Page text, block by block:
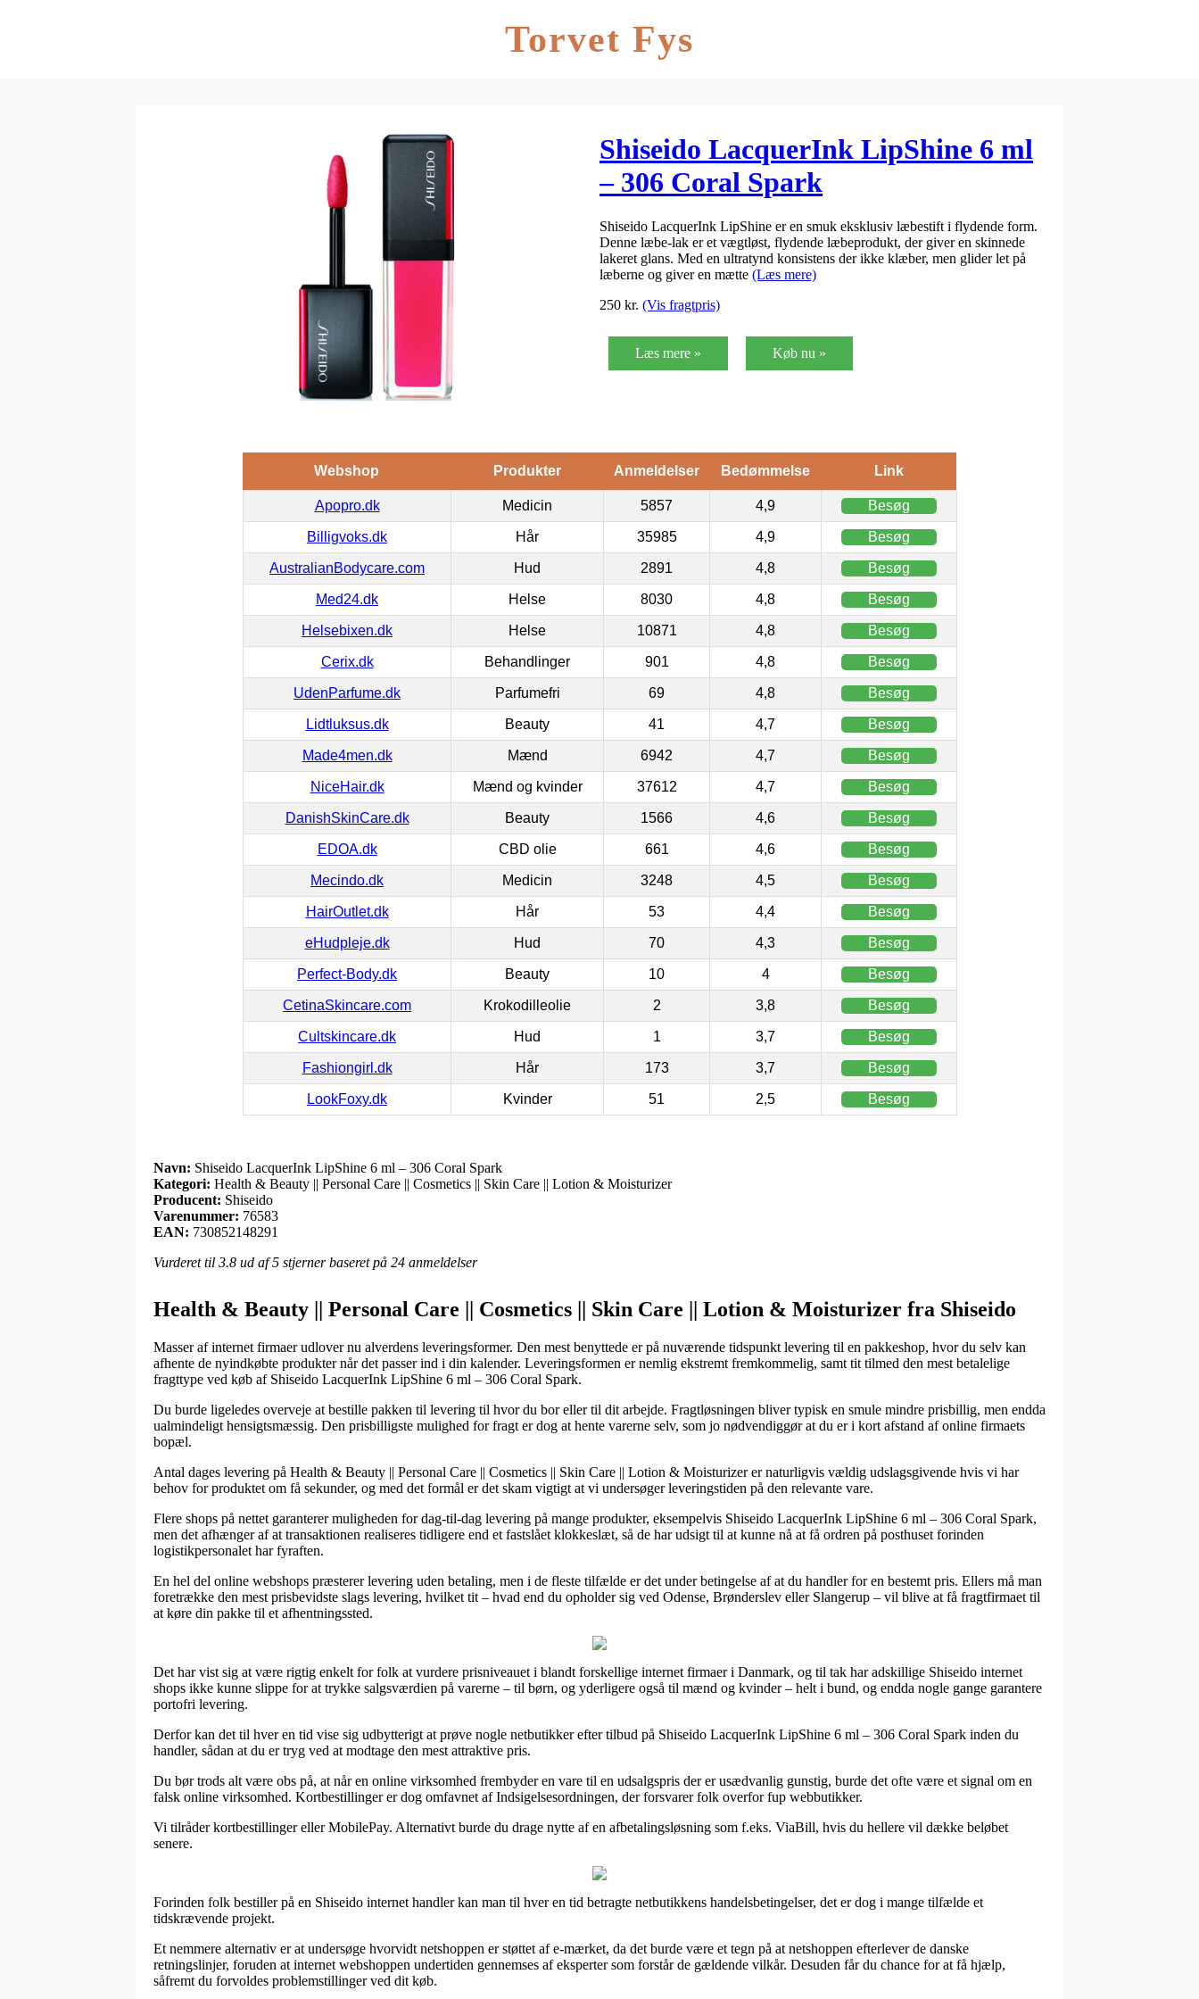
Torvet Fys
Shiseido LacquerInk LipShine 6 ml
– 306 Coral Spark
Shiseido LacquerInk LipShine er en smuk eksklusiv læbestift i flydende form.
Denne læbe-lak er et vægtløst, flydende læbeprodukt, der giver en skinnede
lakeret glans. Med en ultratynd konsistens der ikke klæber, men glider let på
læberne og giver en mætte (Læs mere)
250 kr. (Vis fragtpris)
Læs mere » Køb nu »
Webshop Produkter Anmeldelser Bedømmelse Link
Apopro.dk Medicin 5857 4,9 Besøg
Billigvoks.dk Hår 35985 4,9 Besøg
AustralianBodycare.com Hud 2891 4,8 Besøg
Med24.dk Helse 8030 4,8 Besøg
Helsebixen.dk Helse 10871 4,8 Besøg
Cerix.dk Behandlinger 901 4,8 Besøg
UdenParfume.dk Parfumefri 69 4,8 Besøg
Lidtluksus.dk Beauty 41 4,7 Besøg
Made4men.dk Mænd 6942 4,7 Besøg
NiceHair.dk Mænd og kvinder 37612 4,7 Besøg
DanishSkinCare.dk Beauty 1566 4,6 Besøg
EDOA.dk CBD olie 661 4,6 Besøg
Mecindo.dk Medicin 3248 4,5 Besøg
HairOutlet.dk Hår 53 4,4 Besøg
eHudpleje.dk Hud 70 4,3 Besøg
Perfect-Body.dk Beauty 10 4 Besøg
CetinaSkincare.com Krokodilleolie 2 3,8 Besøg
Cultskincare.dk Hud 1 3,7 Besøg
Fashiongirl.dk Hår 173 3,7 Besøg
LookFoxy.dk Kvinder 51 2,5 Besøg
Navn: Shiseido LacquerInk LipShine 6 ml – 306 Coral Spark
Kategori: Health & Beauty || Personal Care || Cosmetics || Skin Care || Lotion & Moisturizer
Producent: Shiseido
Varenummer: 76583
EAN: 730852148291
Vurderet til 3.8 ud af 5 stjerner baseret på 24 anmeldelser
Health & Beauty || Personal Care || Cosmetics || Skin Care || Lotion & Moisturizer fra Shiseido
Masser af internet firmaer udlover nu alverdens leveringsformer. Den mest benyttede er på nuværende tidspunkt levering til en pakkeshop, hvor du selv kan
afhente de nyindkøbte produkter når det passer ind i din kalender. Leveringsformen er nemlig ekstremt fremkommelig, samt tit tilmed den mest betalelige
fragttype ved køb af Shiseido LacquerInk LipShine 6 ml – 306 Coral Spark.
Du burde ligeledes overveje at bestille pakken til levering til hvor du bor eller til dit arbejde. Fragtløsningen bliver typisk en smule mindre prisbillig, men endda
ualmindeligt hensigtsmæssig. Den prisbilligste mulighed for fragt er dog at hente varerne selv, som jo nødvendiggør at du er i kort afstand af online firmaets
bopæl.
Antal dages levering på Health & Beauty || Personal Care || Cosmetics || Skin Care || Lotion & Moisturizer er naturligvis vældig udslagsgivende hvis vi har
behov for produktet om få sekunder, og med det formål er det skam vigtigt at vi undersøger leveringstiden på den relevante vare.
Flere shops på nettet garanterer muligheden for dag-til-dag levering på mange produkter, eksempelvis Shiseido LacquerInk LipShine 6 ml – 306 Coral Spark,
men det afhænger af at transaktionen realiseres tidligere end et fastslået klokkeslæt, så de har udsigt til at kunne nå at få ordren på posthuset forinden
logistikpersonalet har fyraften.
En hel del online webshops præsterer levering uden betaling, men i de fleste tilfælde er det under betingelse af at du handler for en bestemt pris. Ellers må man
foretrække den mest prisbevidste slags levering, hvilket tit – hvad end du opholder sig ved Odense, Brønderslev eller Slangerup – vil blive at få fragtfirmaet til
at køre din pakke til et afhentningssted.
Det har vist sig at være rigtig enkelt for folk at vurdere prisniveauet i blandt forskellige internet firmaer i Danmark, og til tak har adskillige Shiseido internet
shops ikke kunne slippe for at trykke salgsværdien på varerne – til børn, og yderligere også til mænd og kvinder – helt i bund, og endda nogle gange garantere
portofri levering.
Derfor kan det til hver en tid vise sig udbytterigt at prøve nogle netbutikker efter tilbud på Shiseido LacquerInk LipShine 6 ml – 306 Coral Spark inden du
handler, sådan at du er tryg ved at modtage den mest attraktive pris.
Du bør trods alt være obs på, at når en online virksomhed frembyder en vare til en udsalgspris der er usædvanlig gunstig, burde det ofte være et signal om en
falsk online virksomhed. Kortbestillinger er dog omfavnet af Indsigelsesordningen, der forsvarer folk overfor fup webbutikker.
Vi tilråder kortbestillinger eller MobilePay. Alternativt burde du drage nytte af en afbetalingsløsning som f.eks. ViaBill, hvis du hellere vil dække beløbet
senere.
Forinden folk bestiller på en Shiseido internet handler kan man til hver en tid betragte netbutikkens handelsbetingelser, det er dog i mange tilfælde et
tidskrævende projekt.
Et nemmere alternativ er at undersøge hvorvidt netshoppen er støttet af e-mærket, da det burde være et tegn på at netshoppen efterlever de danske
retningslinjer, foruden at internet webshoppen undertiden gennemses af eksperter som forstår de gældende vilkår. Desuden får du chance for at få hjælp,
såfremt du forvoldes problemstillinger ved dit køb.